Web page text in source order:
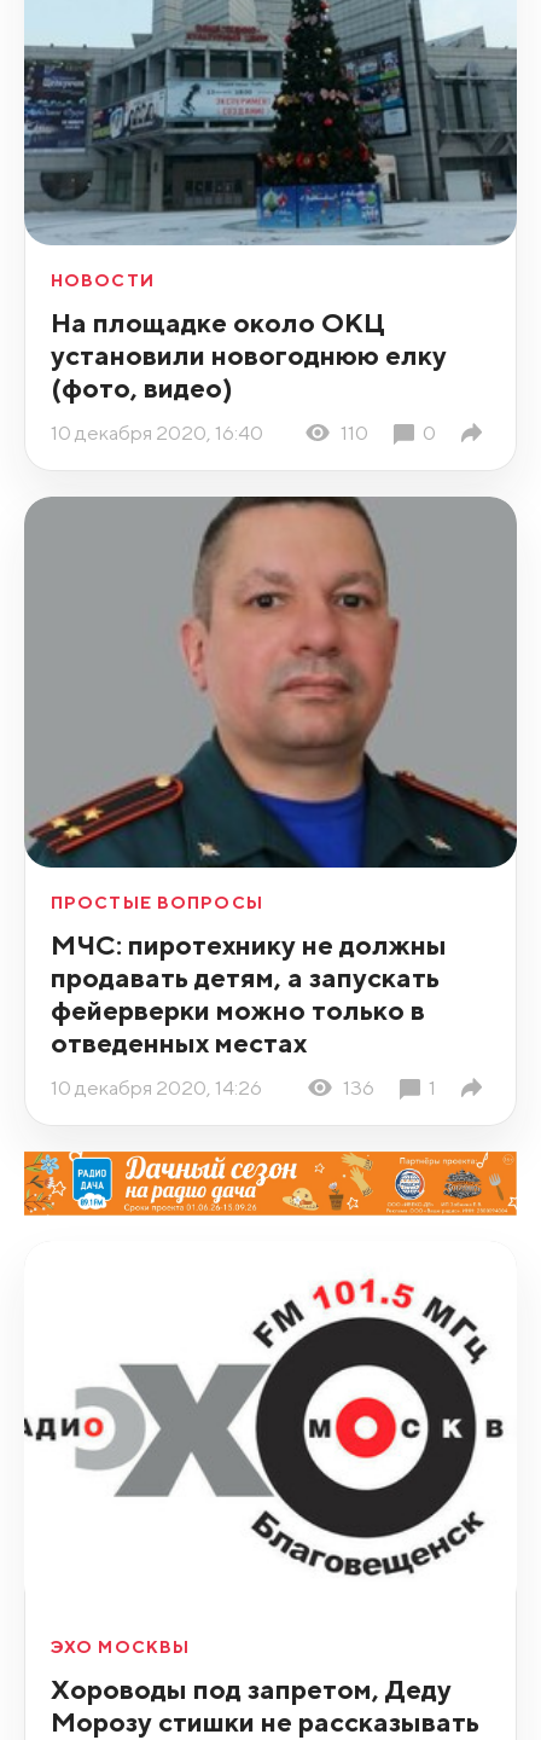
НОВОСТИ
На площадке около ОКЦ
установили новогоднюю елку
(фото, видео)
10 декабря 2020, 16:40 110 0
ПРОСТЫЕ ВОПРОСЫ
МЧС: пиротехнику не должны
продавать детям, а запускать
фейерверки можно только в
отведенных местах
10 декабря 2020, 14:26 136 1
ЭХО МОСКВЫ
Хороводы под запретом, Деду
Морозу стишки не рассказывать